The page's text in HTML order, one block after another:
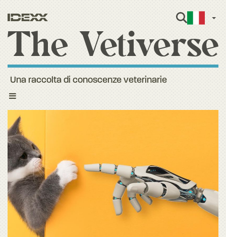
Toggle
Una raccolta di conoscenze veterinarie